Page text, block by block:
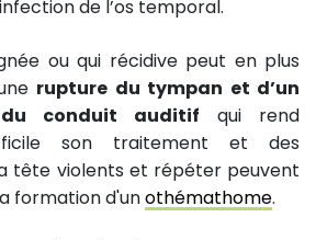
de l’os temporal.
ou qui récidive peut en plus
rupture du tympan et d’un
du conduit auditif qui rend
son traitement et des
tête violents et répéter peuvent
formation d'unothémathome.